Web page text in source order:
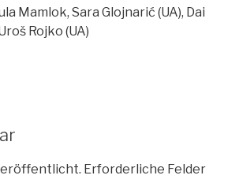
Mamlok, Sara Glojnarić (UA), Dai
Rojko (UA)
Erforderliche Felder